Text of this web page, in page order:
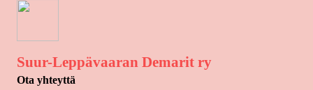
Suur-Leppävaaran Demarit ry
Ota yhteyttä